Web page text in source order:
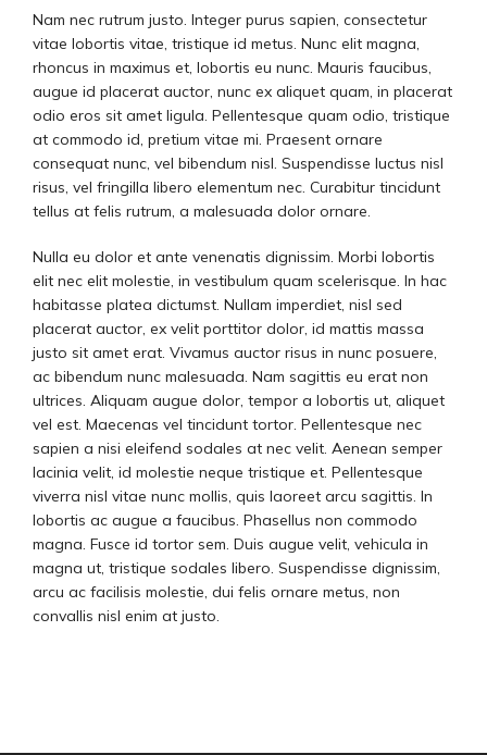
Nam nec rutrum justo. Integer purus sapien, consectetur
vitae lobortis vitae, tristique id metus. Nunc elit magna,
rhoncus in maximus et, lobortis eu nunc. Mauris faucibus,
augue id placerat auctor, nunc ex aliquet quam, in placerat
odio eros sit amet ligula. Pellentesque quam odio, tristique
at commodo id, pretium vitae mi. Praesent ornare
consequat nunc, vel bibendum nisl. Suspendisse luctus nisl
risus, vel fringilla libero elementum nec. Curabitur tincidunt
tellus at felis rutrum, a malesuada dolor ornare.
Nulla eu dolor et ante venenatis dignissim. Morbi lobortis
elit nec elit molestie, in vestibulum quam scelerisque. In hac
habitasse platea dictumst. Nullam imperdiet, nisl sed
placerat auctor, ex velit porttitor dolor, id mattis massa
justo sit amet erat. Vivamus auctor risus in nunc posuere,
ac bibendum nunc malesuada. Nam sagittis eu erat non
ultrices. Aliquam augue dolor, tempor a lobortis ut, aliquet
vel est. Maecenas vel tincidunt tortor. Pellentesque nec
sapien a nisi eleifend sodales at nec velit. Aenean semper
lacinia velit, id molestie neque tristique et. Pellentesque
viverra nisl vitae nunc mollis, quis laoreet arcu sagittis. In
lobortis ac augue a faucibus. Phasellus non commodo
magna. Fusce id tortor sem. Duis augue velit, vehicula in
magna ut, tristique sodales libero. Suspendisse dignissim,
arcu ac facilisis molestie, dui felis ornare metus, non
convallis nisl enim at justo.